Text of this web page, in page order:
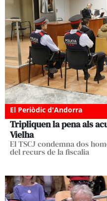
El Periòdic d'Andorra
Tripliquen la pena als
Vielha
El TSCJ condemna dos
del recurs de la fiscalia